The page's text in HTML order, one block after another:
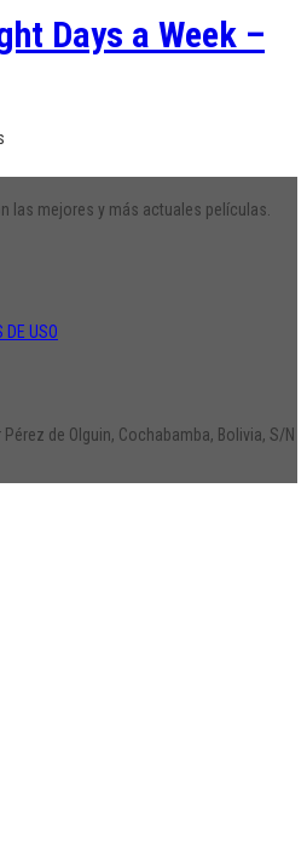
Days a Week –
las mejores y más actuales películas.
DE USO
de Olguin, Cochabamba, Bolivia, S/N